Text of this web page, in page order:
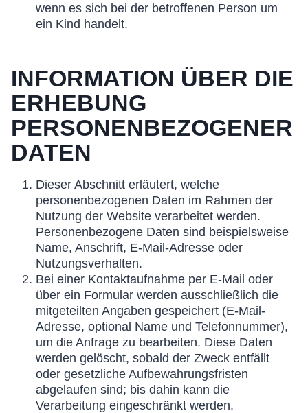
wenn es sich bei der betroffenen Person um
ein Kind handelt.
INFORMATION ÜBER DIE
ERHEBUNG
PERSONENBEZOGENER
DATEN
Dieser Abschnitt erläutert, welche
personenbezogenen Daten im Rahmen der
Nutzung der Website verarbeitet werden.
Personenbezogene Daten sind beispielsweise
Name, Anschrift, E-Mail-Adresse oder
Nutzungsverhalten.
Bei einer Kontaktaufnahme per E-Mail oder
über ein Formular werden ausschließlich die
mitgeteilten Angaben gespeichert (E-Mail-
Adresse, optional Name und Telefonnummer),
um die Anfrage zu bearbeiten. Diese Daten
werden gelöscht, sobald der Zweck entfällt
oder gesetzliche Aufbewahrungsfristen
abgelaufen sind; bis dahin kann die
Verarbeitung eingeschränkt werden.